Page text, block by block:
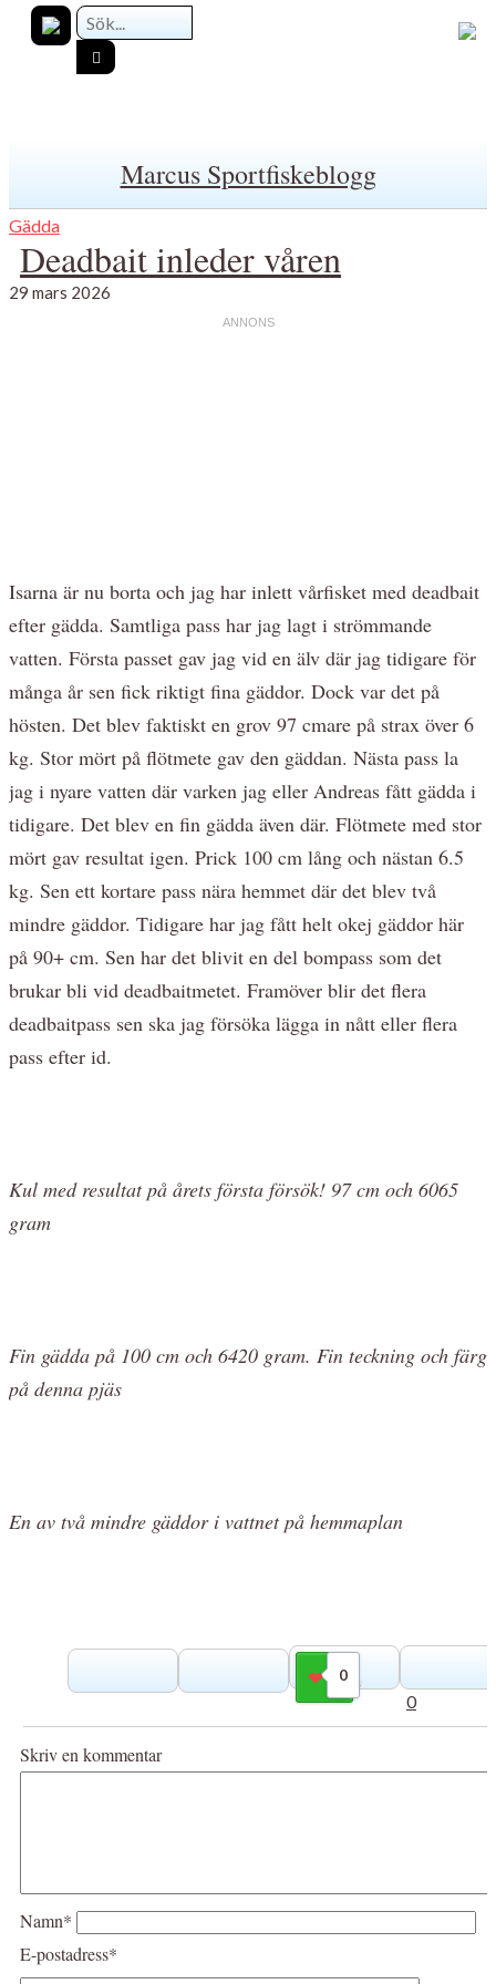
Marcus Sportfiskeblogg
Gädda
Deadbait inleder våren
29 mars 2026
Isarna är nu borta och jag har inlett vårfisket med deadbait
efter gädda. Samtliga pass har jag lagt i strömmande
vatten. Första passet gav jag vid en älv där jag tidigare för
många år sen fick riktigt fina gäddor. Dock var det på
hösten. Det blev faktiskt en grov 97 cmare på strax över 6
kg. Stor mört på flötmete gav den gäddan. Nästa pass la
jag i nyare vatten där varken jag eller Andreas fått gädda i
tidigare. Det blev en fin gädda även där. Flötmete med stor
mört gav resultat igen. Prick 100 cm lång och nästan 6.5
kg. Sen ett kortare pass nära hemmet där det blev två
mindre gäddor. Tidigare har jag fått helt okej gäddor här
på 90+ cm. Sen har det blivit en del bompass som det
brukar bli vid deadbaitmetet. Framöver blir det flera
deadbaitpass sen ska jag försöka lägga in nått eller flera
pass efter id.
Kul med resultat på årets första försök! 97 cm och 6065
gram
Fin gädda på 100 cm och 6420 gram. Fin teckning och färg
på denna pjäs
En av två mindre gäddor i vattnet på hemmaplan
0
Gilla
0
Skriv en kommentar
Namn*
E-postadress*